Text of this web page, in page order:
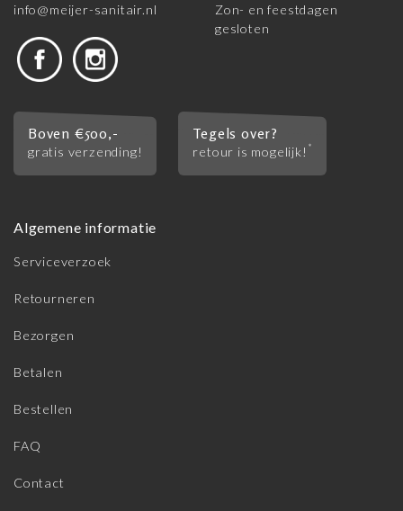
info@meijer-sanitair.nl
Zon- en feestdagen
gesloten
Boven €500,-
gratis verzending!
Tegels over?
retour is mogelijk! *
Algemene informatie
Serviceverzoek
Retourneren
Bezorgen
Betalen
Bestellen
FAQ
Contact